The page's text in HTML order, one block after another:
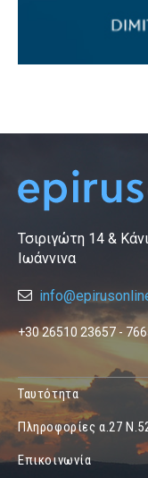
Τσιριγώτη 14 &
Ιωάννινα
+30 26510 23657 -
Ταυτότητα
Πληροφορίες α.27
Επικοινωνία